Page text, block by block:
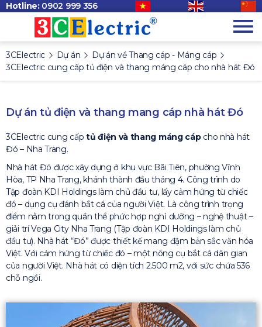
Hotline: 0902 999 356
3CElectric Dự án
Dự án về Thang cáp - Máng cáp
3CElectric cung cấp tủ điện và thang máng cáp cho nhà hát Đó
Dự án tủ điện và thang mang cáp nhà hát Đó
3CElectric cung cấp tủ điện và thang máng cápcho nhà hát
Đó – Nha Trang.
Nhà hát Đó được xây dựng ở khu vực Bãi Tiên, phường Vĩnh
Hòa, TP Nha Trang, khánh thành đầu tháng 4. Công trình do
Tập đoàn KDI Holdings làm chủ đầu tư, lấy cảm hứng từ chiếc
đó – dụng cụ đánh bắt cá của người Việt. Là công trình trọng
điểm nằm trong quần thể phức hợp nghỉ dưỡng – nghệ thuật –
giải trí Vega City Nha Trang (Tập đoàn KDI Holdings làm chủ
đầu tư). Nhà hát “Đó” được thiết kế mang đậm bản sắc văn hóa
Việt. Với cảm hứng từ chiếc đó – một nông cụ bắt cá dân gian
của người Việt. Nhà hát có diện tích 2.500 m2, với sức chứa 536
chỗ ngồi.